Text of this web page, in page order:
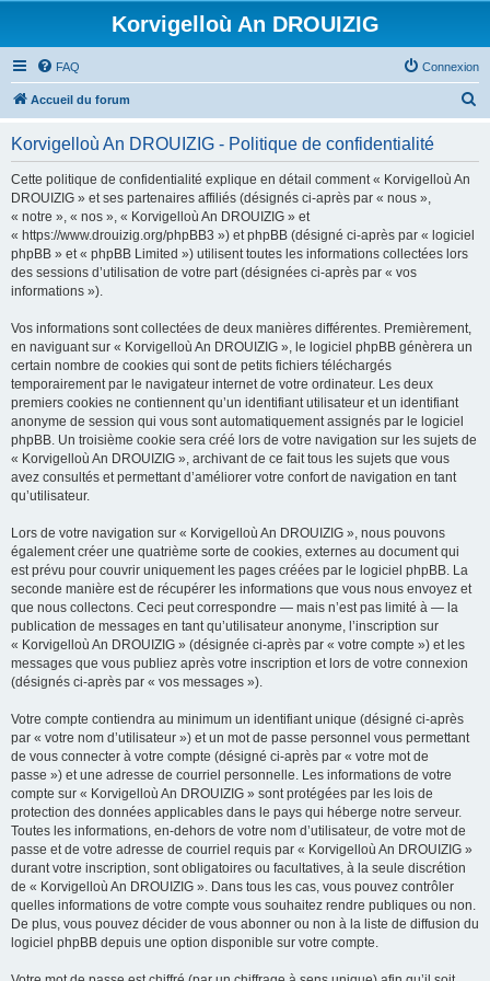
Korvigelloù An DROUIZIG
FAQ Connexion
Accueil du forum
Korvigelloù An DROUIZIG - Politique de confidentialité
Cette politique de confidentialité explique en détail comment « Korvigelloù An
DROUIZIG » et ses partenaires affiliés (désignés ci-après par « nous »,
« notre », « nos », « Korvigelloù An DROUIZIG » et
« https://www.drouizig.org/phpBB3 ») et phpBB (désigné ci-après par « logiciel
phpBB » et « phpBB Limited ») utilisent toutes les informations collectées lors
des sessions d’utilisation de votre part (désignées ci-après par « vos
informations »).
Vos informations sont collectées de deux manières différentes. Premièrement,
en naviguant sur « Korvigelloù An DROUIZIG », le logiciel phpBB génèrera un
certain nombre de cookies qui sont de petits fichiers téléchargés
temporairement par le navigateur internet de votre ordinateur. Les deux
premiers cookies ne contiennent qu’un identifiant utilisateur et un identifiant
anonyme de session qui vous sont automatiquement assignés par le logiciel
phpBB. Un troisième cookie sera créé lors de votre navigation sur les sujets de
« Korvigelloù An DROUIZIG », archivant de ce fait tous les sujets que vous
avez consultés et permettant d’améliorer votre confort de navigation en tant
qu’utilisateur.
Lors de votre navigation sur « Korvigelloù An DROUIZIG », nous pouvons
également créer une quatrième sorte de cookies, externes au document qui
est prévu pour couvrir uniquement les pages créées par le logiciel phpBB. La
seconde manière est de récupérer les informations que vous nous envoyez et
que nous collectons. Ceci peut correspondre — mais n’est pas limité à — la
publication de messages en tant qu’utilisateur anonyme, l’inscription sur
« Korvigelloù An DROUIZIG » (désignée ci-après par « votre compte ») et les
messages que vous publiez après votre inscription et lors de votre connexion
(désignés ci-après par « vos messages »).
Votre compte contiendra au minimum un identifiant unique (désigné ci-après
par « votre nom d’utilisateur ») et un mot de passe personnel vous permettant
de vous connecter à votre compte (désigné ci-après par « votre mot de
passe ») et une adresse de courriel personnelle. Les informations de votre
compte sur « Korvigelloù An DROUIZIG » sont protégées par les lois de
protection des données applicables dans le pays qui héberge notre serveur.
Toutes les informations, en-dehors de votre nom d’utilisateur, de votre mot de
passe et de votre adresse de courriel requis par « Korvigelloù An DROUIZIG »
durant votre inscription, sont obligatoires ou facultatives, à la seule discrétion
de « Korvigelloù An DROUIZIG ». Dans tous les cas, vous pouvez contrôler
quelles informations de votre compte vous souhaitez rendre publiques ou non.
De plus, vous pouvez décider de vous abonner ou non à la liste de diffusion du
logiciel phpBB depuis une option disponible sur votre compte.